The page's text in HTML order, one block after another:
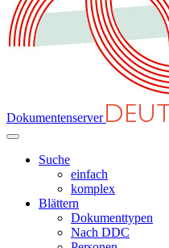
Dokumentenserver
Suche
einfach
komplex
Blättern
Dokumenttypen
Nach DDC